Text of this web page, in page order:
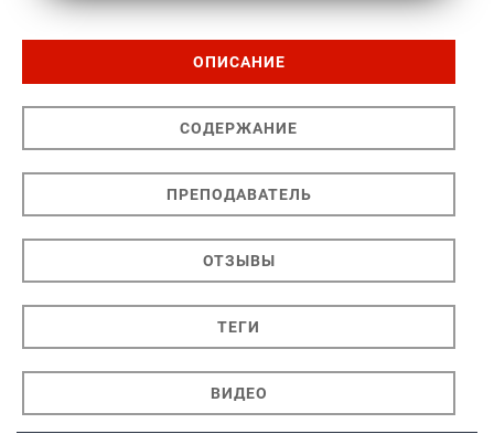
ОПИСАНИЕ
СОДЕРЖАНИЕ
ПРЕПОДАВАТЕЛЬ
ОТЗЫВЫ
ТЕГИ
ВИДЕО